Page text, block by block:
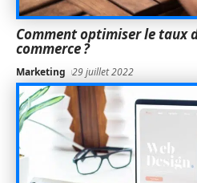
Comment optimiser le taux
commerce ?
Marketing 29 juillet 2022